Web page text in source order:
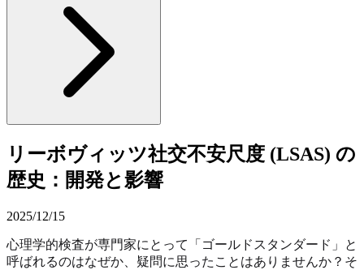
リーボヴィッツ社交不安尺度 (LSAS) の
歴史：開発と影響
2025/12/15
心理学的検査が専門家にとって「ゴールドスタンダード」と
呼ばれるのはなぜか、疑問に思ったことはありませんか？そ